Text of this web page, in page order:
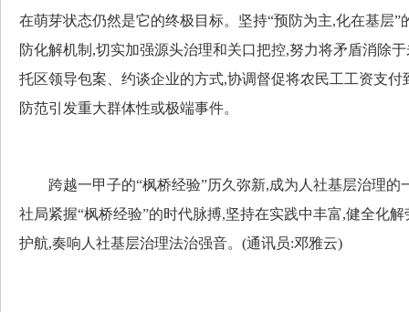
在萌芽状态仍然是它的终极目标。坚持“预防为主,化在基层”
防化解机制,切实加强源头治理和关口把控,努力将矛盾消除
托区领导包案、约谈企业的方式,协调督促将农民工工资支
防范引发重大群体性或极端事件。
跨越一甲子的“枫桥经验”历久弥新,成为人社基层治理的
社局紧握“枫桥经验”的时代脉搏,坚持在实践中丰富,健全化
护航,奏响人社基层治理法治强音。(通讯员:邓雅云)